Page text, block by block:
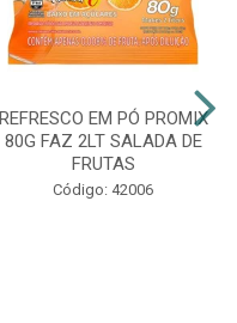
REFRESCO EM PÓ PROMIX
80G FAZ 2LT SALADA DE
FRUTAS
Código: 42006